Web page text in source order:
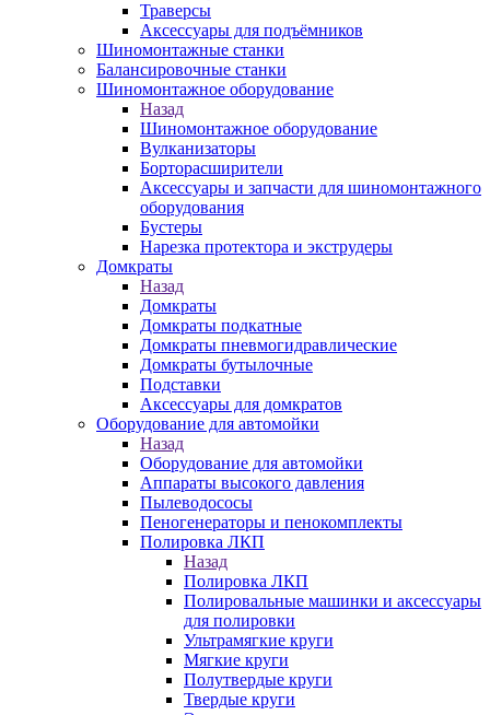
Траверсы
Аксессуары для подъёмников
Шиномонтажные станки
Балансировочные станки
Шиномонтажное оборудование
Назад
Шиномонтажное оборудование
Вулканизаторы
Борторасширители
Аксессуары и запчасти для шиномонтажного
оборудования
Бустеры
Нарезка протектора и экструдеры
Домкраты
Назад
Домкраты
Домкраты подкатные
Домкраты пневмогидравлические
Домкраты бутылочные
Подставки
Аксессуары для домкратов
Оборудование для автомойки
Назад
Оборудование для автомойки
Аппараты высокого давления
Пылеводососы
Пеногенераторы и пенокомплекты
Полировка ЛКП
Назад
Полировка ЛКП
Полировальные машинки и аксессуары
для полировки
Ультрамягкие круги
Мягкие круги
Полутвердые круги
Твердые круги